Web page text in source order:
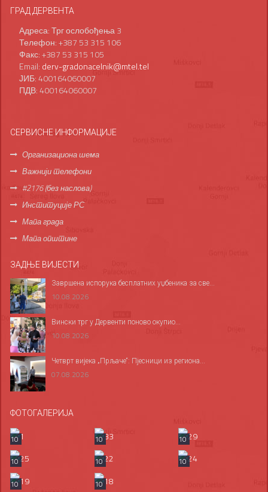
ГРАД ДЕРВЕНТА
Адреса: Трг ослобођења 3
Телефон: +387 53 315 106
Факс: +387 53 315 105
Email: derv-gradonacelnik@mtel.tel
ЈИБ: 400164060007
ПДВ: 400164060007
СЕРВИСНЕ ИНФОРМАЦИЈЕ
Организациона шема
Важнији телефони
#2176 (без наслова)
Институције РС
Мапа града
Мапа општине
ЗАДЊЕ ВИЈЕСТИ
Завршена испорука бесплатних уџбеника за све...
10.08.2026
Вински трг у Дервенти поново окупио...
10.08.2026
Четврт вијека „Прљаче“: Пјесници из региона...
07.08.2026
ФОТОГАЛЕРИЈА
10 10
10
10
10
10
10
10